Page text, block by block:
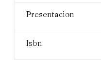
Presentacion
Isbn